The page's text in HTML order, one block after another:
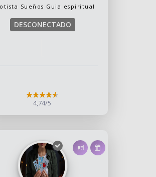
Sueños Guia espiritual
DESCONECTADO
4,74/5